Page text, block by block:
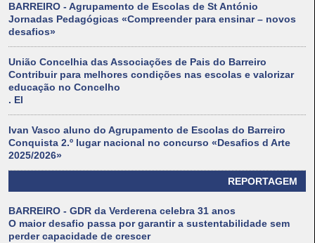
BARREIRO - Agrupamento de Escolas de St António
Jornadas Pedagógicas «Compreender para ensinar – novos
desafios»
União Concelhia das Associações de Pais do Barreiro
Contribuir para melhores condições nas escolas e valorizar
educação no Concelho
. El
Ivan Vasco aluno do Agrupamento de Escolas do Barreiro
Conquista 2.º lugar nacional no concurso «Desafios d Arte
2025/2026»
REPORTAGEM
BARREIRO - GDR da Verderena celebra 31 anos
O maior desafio passa por garantir a sustentabilidade sem
perder capacidade de crescer